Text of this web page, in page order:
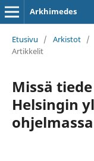
Arkhimedes
Etusivu / Arkistot /
Artikkelit
Missä
Helsingin
ohjelmassa